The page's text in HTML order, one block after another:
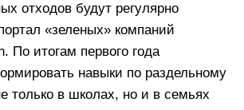
отходов будут регулярно
«зеленых» компаний
По итогам первого года
навыки по раздельному
только в школах, но и в семьях